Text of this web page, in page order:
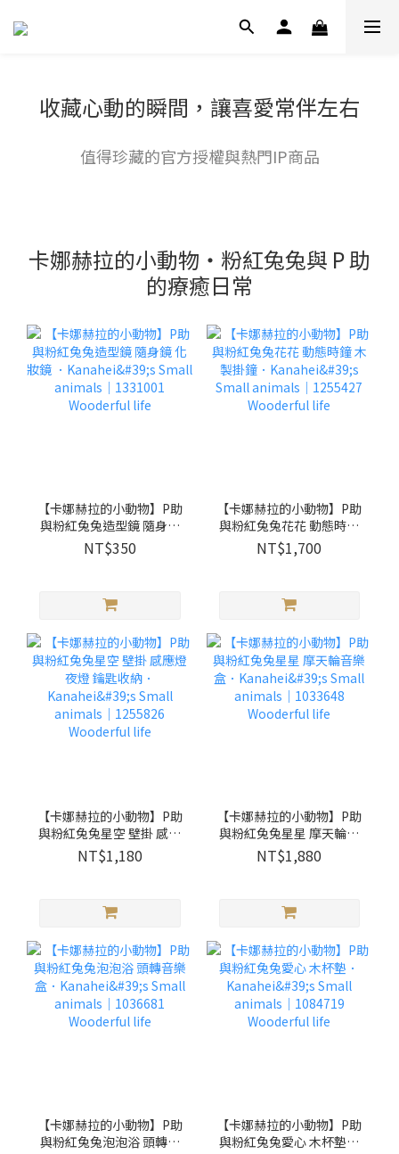
收藏心動的瞬間，讓喜愛常伴左右
值得珍藏的官方授權與熱門IP商品
卡娜赫拉的小動物・粉紅兔兔與 P 助
的療癒日常
【卡娜赫拉的小動物】P助
與粉紅兔兔造型鏡 隨身鏡
化妝鏡 ．Kanahei's Small
animals｜1331001
NT$350
【卡娜赫拉的小動物】P助
與粉紅兔兔花花 動態時鐘
木製掛鐘．Kanahei's
Small animals｜1255427
NT$1,700
【卡娜赫拉的小動物】P助
與粉紅兔兔星空 壁掛 感應
燈 夜燈 鑰匙收納．
Kanahei's Small animals
NT$1,180
【卡娜赫拉的小動物】P助
與粉紅兔兔星星 摩天輪音
樂盒．Kanahei's Small
animals｜1033648
NT$1,880
【卡娜赫拉的小動物】P助
與粉紅兔兔泡泡浴 頭轉音
【卡娜赫拉的小動物】P助
與粉紅兔兔愛心 木杯墊．